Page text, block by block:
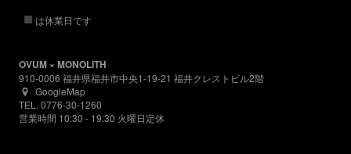
■ は休業日です
OVUM × MONOLITH
910-0006 福井県福井市中央1-19-21 福井クレストビル2階
GoogleMap
TEL. 0776-30-1260
営業時間 10:30 - 19:30 火曜日定休